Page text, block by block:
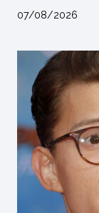
07/08/2026